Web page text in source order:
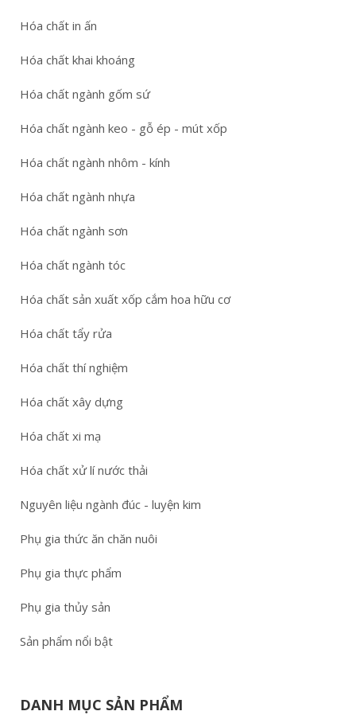
Hóa chất in ấn
Hóa chất khai khoáng
Hóa chất ngành gốm sứ
Hóa chất ngành keo - gỗ ép - mút xốp
Hóa chất ngành nhôm - kính
Hóa chất ngành nhựa
Hóa chất ngành sơn
Hóa chất ngành tóc
Hóa chất sản xuất xốp cắm hoa hữu cơ
Hóa chất tẩy rửa
Hóa chất thí nghiệm
Hóa chất xây dựng
Hóa chất xi mạ
Hóa chất xử lí nước thải
Nguyên liệu ngành đúc - luyện kim
Phụ gia thức ăn chăn nuôi
Phụ gia thực phẩm
Phụ gia thủy sản
Sản phẩm nổi bật
DANH MỤC SẢN PHẨM